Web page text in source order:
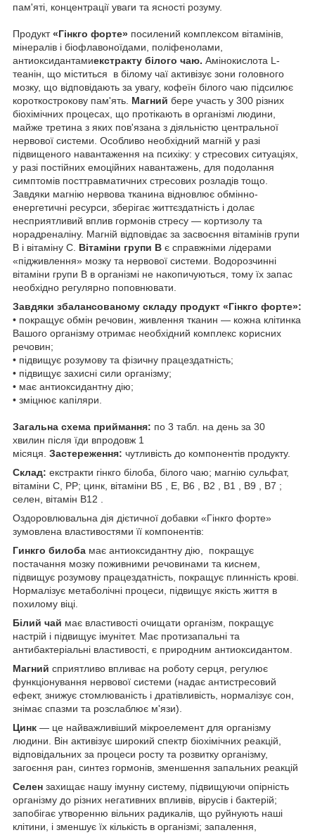
пам'яті, концентрації уваги та ясності розуму.
Продукт«Гінкго форте» посилений комплексом вітамінів,
мінералів і біофлавоноїдами, поліфенолами,
антиоксидантамиекстракту білого чаю. Амінокислота L-
теанін, що міститься в білому чаї активізує зони головного
мозку, що відповідають за увагу, кофеїн білого чаю підсилює
короткострокову пам'ять. Магний бере участь у 300 різних
біохімічних процесах, що протікають в організмі людини,
майже третина з яких пов'язана з діяльністю центральної
нервової системи. Особливо необхідний магній у разі
підвищеного навантаження на психіку: у стресових ситуаціях,
у разі постійних емоційних навантажень, для подолання
симптомів посттравматичних стресових розладів тощо.
Завдяки магнію нервова тканина відновлює обмінно-
енергетичні ресурси, зберігає життєздатність і долає
несприятливий вплив гормонів стресу — кортизолу та
норадреналіну. Магній відповідає за засвоєння вітамінів групи
B і вітаміну С. Вітаміни групи B є справжніми лідерами
«підживлення» мозку та нервової системи. Водорозчинні
вітаміни групи B в організмі не накопичуються, тому їх запас
необхідно регулярно поповнювати.
Завдяки збалансованому складу продукт «Гінкго форте»:
• покращує обмін речовин, живлення тканин — кожна клітинка
Вашого організму отримає необхідний комплекс корисних
речовин;
• підвищує розумову та фізичну працездатність;
• підвищує захисні сили організму;
• має антиоксидантну дію;
• зміцнює капіляри.
Загальна схема приймання: по 3 табл. на день за 30
хвилин після їди впродовж 1
місяця. Застереження: чутливість до компонентів продукту.
Склад: екстракти гінкго білоба, білого чаю; магнію сульфат,
вітаміни С, РР; цинк, вітаміни В5 , Е, В6 , В2 , В1 , В9 , В7 ;
селен, вітамін В12 .
Оздоровлювальна дія дієтичної добавки «Гінкго форте»
зумовлена властивостями її компонентів:
Гинкго билоба має антиоксидантну дію, покращує
постачання мозку поживними речовинами та киснем,
підвищує розумову працездатність, покращує плинність крові.
Нормалізує метаболічні процеси, підвищує якість життя в
похилому віці.
Білий чай має властивості очищати організм, покращує
настрій і підвищує імунітет. Має протизапальні та
антибактеріальні властивості, є природним антиоксидантом.
Магний сприятливо впливає на роботу серця, регулює
функціонування нервової системи (надає антистресовий
ефект, знижує стомлюваність і дратівливість, нормалізує сон,
знімає спазми та розслаблює м'язи).
Цинк — це найважливіший мікроелемент для організму
людини. Він активізує широкий спектр біохімічних реакцій,
відповідальних за процеси росту та розвитку організму,
загоєння ран, синтез гормонів, зменшення запальних реакцій
Селен захищає нашу імунну систему, підвищуючи опірність
організму до різних негативних впливів, вірусів і бактерій;
запобігає утворенню вільних радикалів, що руйнують наші
клітини, і зменшує їх кількість в організмі; запалення,